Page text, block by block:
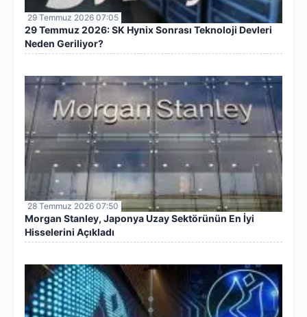
29 Temmuz 2026 07:05
29 Temmuz 2026: SK Hynix Sonrası Teknoloji Devleri
Neden Geriliyor?
28 Temmuz 2026 07:50
Morgan Stanley, Japonya Uzay Sektörünün En İyi
Hisselerini Açıkladı